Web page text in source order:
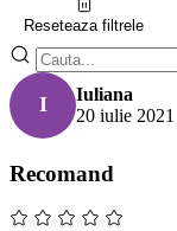
Reseteaza filtrele
I
Iuliana
20 iulie 2021
Recomand